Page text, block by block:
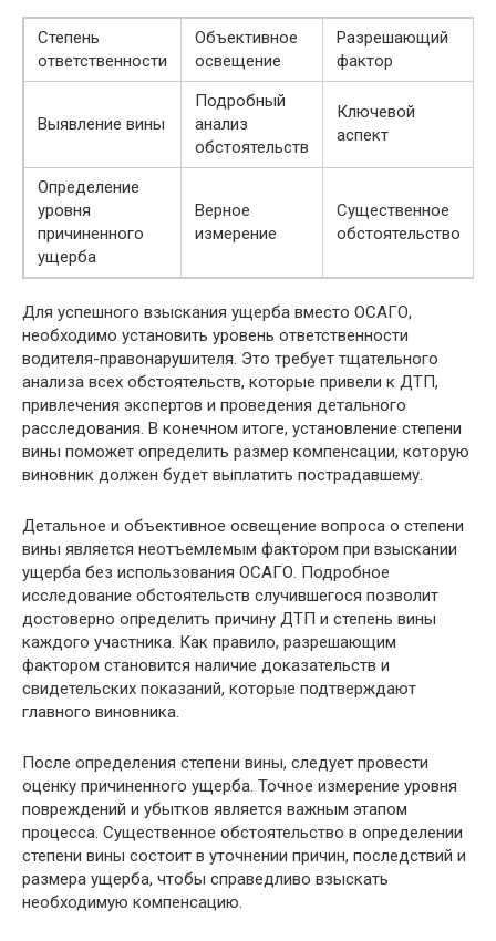
Степень
ответственности
Объективное
освещение
Разрешающий
фактор
Выявление вины
Подробный
анализ
обстоятельств
Ключевой
аспект
Определение
уровня
причиненного
ущерба
Верное
измерение
Существенное
обстоятельство
Для успешного взыскания ущерба вместо ОСАГО,
необходимо установить уровень ответственности
водителя-правонарушителя. Это требует тщательного
анализа всех обстоятельств, которые привели к ДТП,
привлечения экспертов и проведения детального
расследования. В конечном итоге, установление степени
вины поможет определить размер компенсации, которую
виновник должен будет выплатить пострадавшему.
Детальное и объективное освещение вопроса о степени
вины является неотъемлемым фактором при взыскании
ущерба без использования ОСАГО. Подробное
исследование обстоятельств случившегося позволит
достоверно определить причину ДТП и степень вины
каждого участника. Как правило, разрешающим
фактором становится наличие доказательств и
свидетельских показаний, которые подтверждают
главного виновника.
После определения степени вины, следует провести
оценку причиненного ущерба. Точное измерение уровня
повреждений и убытков является важным этапом
процесса. Существенное обстоятельство в определении
степени вины состоит в уточнении причин, последствий и
размера ущерба, чтобы справедливо взыскать
необходимую компенсацию.